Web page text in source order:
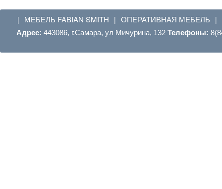
| МЕБЕЛЬ FABIAN SMITH | ОПЕРАТИВНАЯ МЕБЕЛЬ |
Адрес: 443086, г.Самара, ул Мичурина, 132 Телефоны: